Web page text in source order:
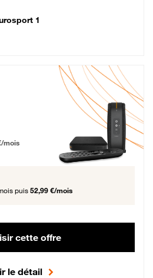
1
puis 57,99 € par mois, Engagement 12 mois
mois
puis 52,99 €/mois
cette offre
le détail